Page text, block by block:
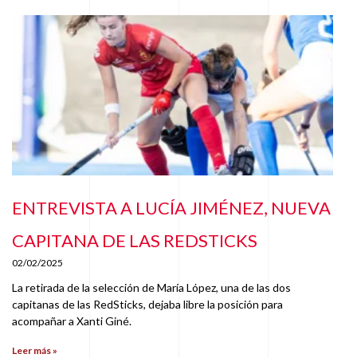
ENTREVISTA A LUCÍA JIMÉNEZ, NUEVA
CAPITANA DE LAS REDSTICKS
02/02/2025
La retirada de la selección de María López, una de las dos
capitanas de las RedSticks, dejaba libre la posición para
acompañar a Xanti Giné.
Leer más »